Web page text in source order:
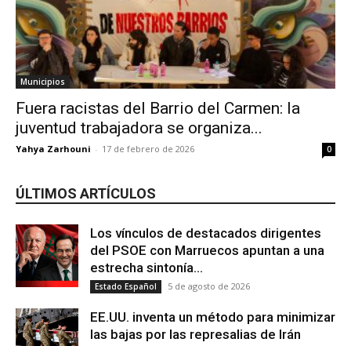
Municipios
Fuera racistas del Barrio del Carmen: la
juventud trabajadora se organiza...
Yahya Zarhouni - 17 de febrero de 2026 0
ÚLTIMOS ARTÍCULOS
Los vínculos de destacados dirigentes
del PSOE con Marruecos apuntan a una
estrecha sintonía...
Estado Español 5 de agosto de 2026
EE.UU. inventa un método para minimizar
las bajas por las represalias de Irán